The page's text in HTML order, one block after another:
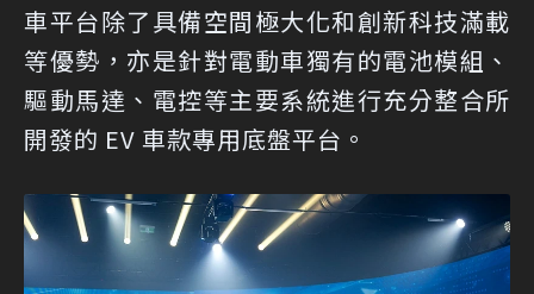
車平台除了具備空間極大化和創新科技滿載
等優勢，亦是針對電動車獨有的電池模組、
驅動馬達、電控等主要系統進行充分整合所
開發的 EV 車款專用底盤平台。